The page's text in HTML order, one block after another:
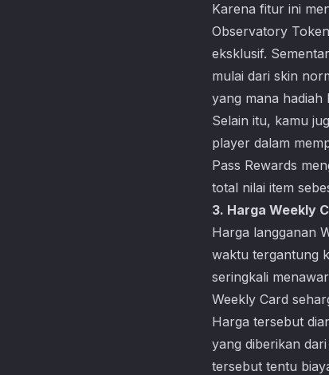
Karena fitur ini
Observatory
eksklusif.
mulai dari skin
yang mana hadiah
Selain itu, kamu
player dalam
Pass Rewards
total nilai item
3. Harga Weekly
Harga langganan
waktu tergantung
seringkali
Weekly Card
Harga tersebut
yang diberikan
tersebut tentu